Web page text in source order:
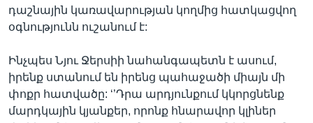
դաշնային կառավարության կողմից հատկացվող
օգնությունն ուշանում է:
Ինչպես Նյու Ջերսիի նահանգապետն է ասում,
իրենք ստանում են իրենց պահաջածի միայն մի
փոքր հատվածը: ‘’Դրա արդյունքում կկորցնենք
մարդկային կյանքեր, որոնք հնարավոր կլիներ